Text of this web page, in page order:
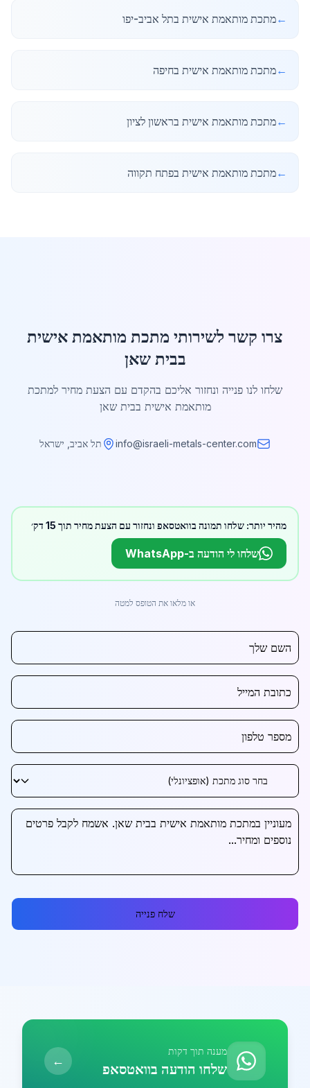
←מתכת מותאמת אישית בתל אביב-יפו
←מתכת מותאמת אישית בחיפה
←מתכת מותאמת אישית בראשון לציון
←מתכת מותאמת אישית בפתח תקווה
צרו קשר לשירותי מתכת מותאמת אישית
בבית שאן
שלחו לנו פנייה ונחזור אליכם בהקדם עם הצעת מחיר למתכת
מותאמת אישית בבית שאן
info@israeli-metals-center.com תל אביב, ישראל
מהיר יותר: שלחו תמונה בוואטסאפ ונחזור עם הצעת מחיר תוך 15 דק׳
שלחו לי הודעה ב-WhatsApp
או מלאו את הטופס למטה
שלח פנייה
מענה תוך דקות
שלחו הודעה בוואטסאפ ←